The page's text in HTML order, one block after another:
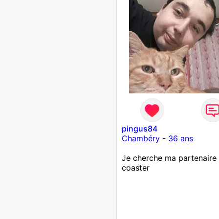
pingus84
Chambéry- 36 ans
Je cherche ma partenaire
coaster